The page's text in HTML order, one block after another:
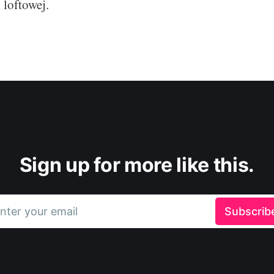
loftowej.
Sign up for more like this.
your email